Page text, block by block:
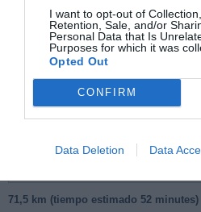
I want to opt-out of
Retention, Sale, and/or
Personal Data that Is
Purposes for which it was
Opted Out
CONFIRM
Data Deletion Data
Places à proximité de votre
Itinéraire
71,5 km (tiempo estimado 52 minutes)